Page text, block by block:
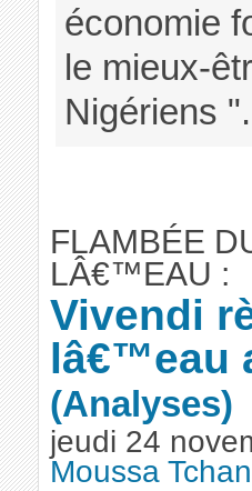
économie
le mieux-
Nigériens
FLAMBÉE
LÂ€™EAU :
Vivendi
lâ€™eau
(Analyses)
jeudi 24
Moussa